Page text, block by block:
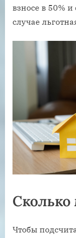
взносе в 50% и
случае
Чтобы